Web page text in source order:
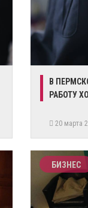
​В
РАБОТУ
20 марта
БИЗНЕС